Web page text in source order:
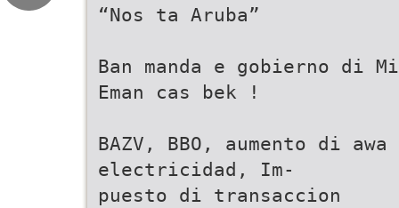
“Nos ta Aruba”
Ban manda e gobierno di
Eman cas bek !
BAZV, BBO, aumento di awa
electricidad, Im-
puesto di transaccion